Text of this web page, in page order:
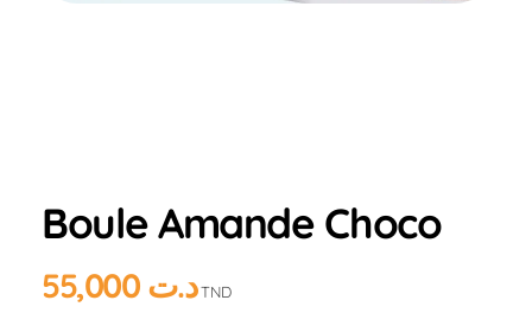
Boule Amande Choco
د.ت 55,000 TND